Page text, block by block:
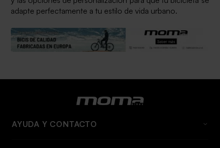
adapte perfectamente a tu estilo de vida urbano.
AYUDA Y CONTACTO